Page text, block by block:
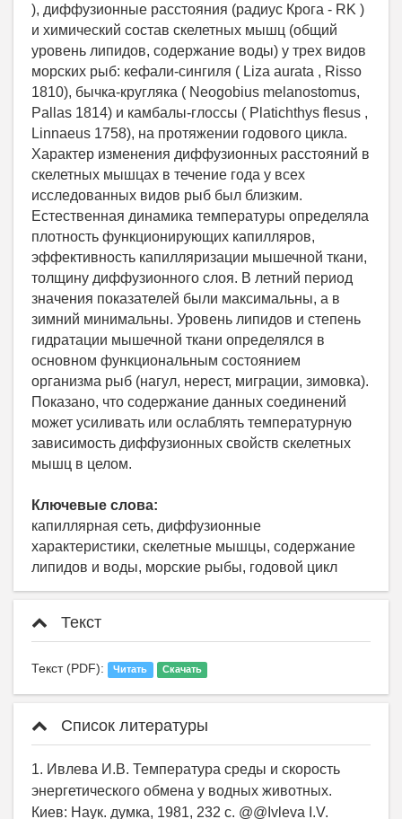
), диффузионные расстояния (радиус Крога - RK )
и химический состав скелетных мышц (общий
уровень липидов, содержание воды) у трех видов
морских рыб: кефали-сингиля ( Liza aurata , Risso
1810), бычка-кругляка ( Neogobius melanostomus,
Pallas 1814) и камбалы-глоссы ( Platichthys flesus ,
Linnaeus 1758), на протяжении годового цикла.
Характер изменения диффузионных расстояний в
скелетных мышцах в течение года у всех
исследованных видов рыб был близким.
Естественная динамика температуры определяла
плотность функционирующих капилляров,
эффективность капилляризации мышечной ткани,
толщину диффузионного слоя. В летний период
значения показателей были максимальны, а в
зимний минимальны. Уровень липидов и степень
гидратации мышечной ткани определялся в
основном функциональным состоянием
организма рыб (нагул, нерест, миграции, зимовка).
Показано, что содержание данных соединений
может усиливать или ослаблять температурную
зависимость диффузионных свойств скелетных
мышц в целом.
Ключевые слова:
капиллярная сеть, диффузионные
характеристики, скелетные мышцы, содержание
липидов и воды, морские рыбы, годовой цикл
Текст
Текст (PDF): Читать Скачать
Список литературы
1. Ивлева И.В. Температура среды и скорость
энергетического обмена у водных животных.
Киев: Наук. думка, 1981, 232 с. @@Ivleva I.V.